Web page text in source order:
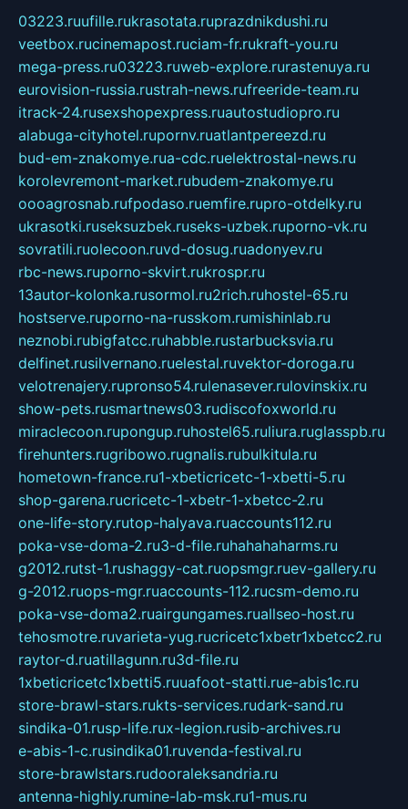
03223.ruufille.rukrasotata.ruprazdnikdushi.ru
veetbox.rucinemapost.ruciam-fr.rukraft-you.ru
mega-press.ru03223.ruweb-explore.rurastenuya.ru
eurovision-russia.rustrah-news.rufreeride-team.ru
itrack-24.rusexshopexpress.ruautostudiopro.ru
alabuga-cityhotel.rupornv.ruatlantpereezd.ru
bud-em-znakomye.rua-cdc.ruelektrostal-news.ru
korolevremont-market.rubudem-znakomye.ru
oooagrosnab.rufpodaso.ruemfire.rupro-otdelky.ru
ukrasotki.ruseksuzbek.ruseks-uzbek.ruporno-vk.ru
sovratili.ruolecoon.ruvd-dosug.ruadonyev.ru
rbc-news.ruporno-skvirt.rukrospr.ru
13autor-kolonka.rusormol.ru2rich.ruhostel-65.ru
hostserve.ruporno-na-russkom.rumishinlab.ru
neznobi.rubigfatcc.ruhabble.rustarbucksvia.ru
delfinet.rusilvernano.ruelestal.ruvektor-doroga.ru
velotrenajery.rupronso54.rulenasever.rulovinskix.ru
show-pets.rusmartnews03.rudiscofoxworld.ru
miraclecoon.rupongup.ruhostel65.ruliura.ruglasspb.ru
firehunters.rugribowo.rugnalis.rubulkitula.ru
hometown-france.ru1-xbeticricetc-1-xbetti-5.ru
shop-garena.rucricetc-1-xbetr-1-xbetcc-2.ru
one-life-story.rutop-halyava.ruaccounts112.ru
poka-vse-doma-2.ru3-d-file.ruhahahaharms.ru
g2012.rutst-1.rushaggy-cat.ruopsmgr.ruev-gallery.ru
g-2012.ruops-mgr.ruaccounts-112.rucsm-demo.ru
poka-vse-doma2.ruairgungames.ruallseo-host.ru
tehosmotre.ruvarieta-yug.rucricetc1xbetr1xbetcc2.ru
raytor-d.ruatillagunn.ru3d-file.ru
1xbeticricetc1xbetti5.ruuafoot-statti.rue-abis1c.ru
store-brawl-stars.rukts-services.rudark-sand.ru
sindika-01.rusp-life.rux-legion.rusib-archives.ru
e-abis-1-c.rusindika01.ruvenda-festival.ru
store-brawlstars.rudooraleksandria.ru
antenna-highly.rumine-lab-msk.ru1-mus.ru